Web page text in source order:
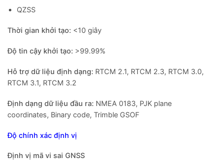
QZSS
Thời gian khởi tạo: <10 giây
Độ tin cậy khởi tạo: >99.99%
Hỗ trợ dữ liệu định dạng: RTCM 2.1, RTCM 2.3, RTCM 3.0,
RTCM 3.1, RTCM 3.2
Định dạng dữ liệu đầu ra: NMEA 0183, PJK plane
coordinates, Binary code, Trimble GSOF
Độ chính xác định vị
Định vị mã vi sai GNSS